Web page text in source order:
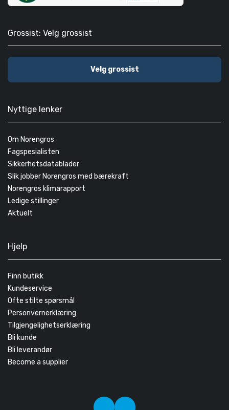
Grossist: Velg grossist
Velg grossist
Nyttige lenker
Om Norengros
Fagspesialisten
Sikkerhetsdatablader
Slik jobber Norengros med bærekraft
Norengros klimarapport
Ledige stillinger
Aktuelt
Hjelp
Finn butikk
Kundeservice
Ofte stilte spørsmål
Personvernerklæring
Tilgjengelighetserklæring
Bli kunde
Bli leverandør
Become a supplier